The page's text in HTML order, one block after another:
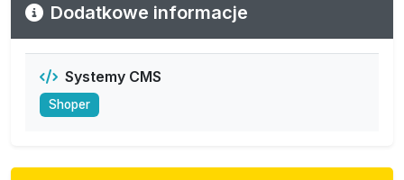
Dodatkowe informacje
Systemy CMS
Shoper